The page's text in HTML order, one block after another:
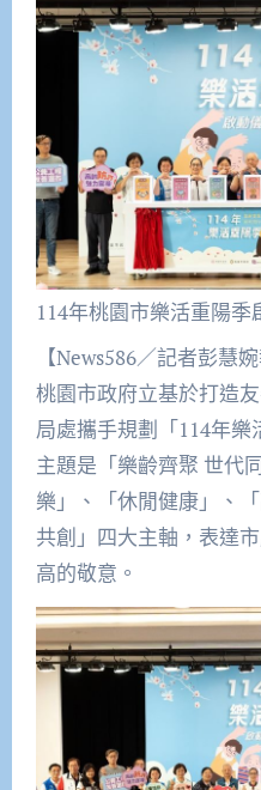
114年桃園市樂活重陽季
【News586／記者彭慧婉報導】為歡慶重陽佳節，
桃園市政府立基於打造
局處攜手規劃「114年
主題是「樂齡齊聚 世代
樂」、「休閒健康」、
共創」四大主軸，表達
高的敬意。